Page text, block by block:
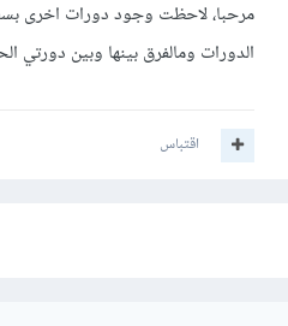
الدورات ومالفرق بينها وبين دورتي الحالية
اقتباس